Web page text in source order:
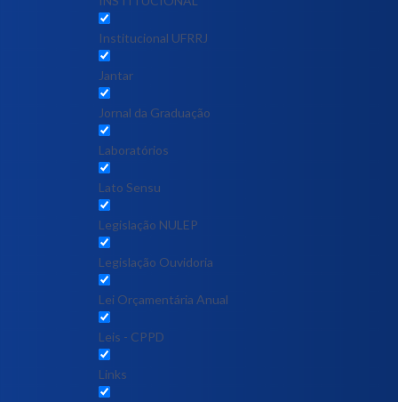
Institucional UFRRJ
Jantar
Jornal da Graduação
Laboratórios
Lato Sensu
Legislação NULEP
Legislação Ouvidoria
Lei Orçamentária Anual
Leis - CPPD
Links